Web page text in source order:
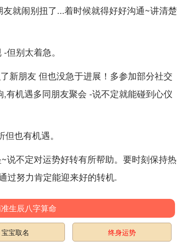
就闹别扭了...着时候就得好好沟通~讲清楚
别太着急。
新朋友 但也没急于进展！多参加部分社交
有机遇多同朋友聚会 -说不定就能碰到心仪
也有机遇。
说不定对运势好转有所帮助。要时刻保持热
过努力肯定能迎来好的转机.
生辰八字算命
宝宝取名 终身运势